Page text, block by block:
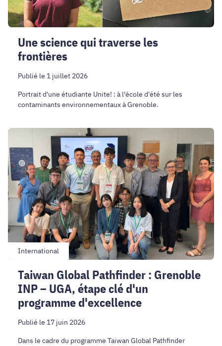
Une science qui traverse les
frontières
Publié le 1 juillet 2026
Portrait d'une étudiante Unite! : à l'école d'été sur les
contaminants environnementaux à Grenoble.
Taiwan
Global
Pathfinder
:
Grenoble
INP
UGA,
étape
clé
d'un
programme
d'excellence
International
Taiwan Global Pathfinder : Grenoble
INP – UGA, étape clé d'un
programme d'excellence
Publié le 17 juin 2026
Dans le cadre du programme Taiwan Global Pathfinder